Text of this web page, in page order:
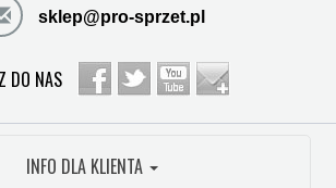
sklep@pro-sprzet.pl
DO NAS
INFO DLA KLIENTA